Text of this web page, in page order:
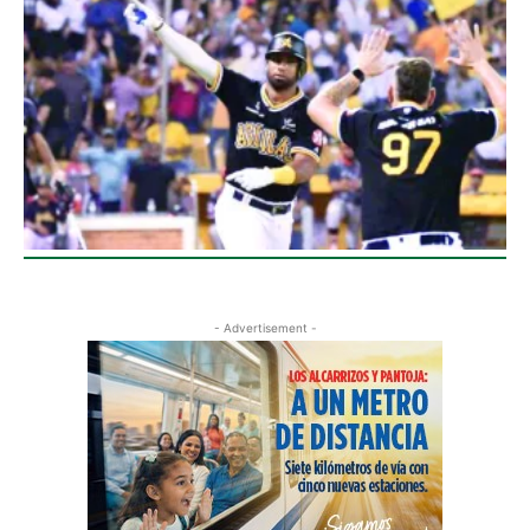
- Advertisement -